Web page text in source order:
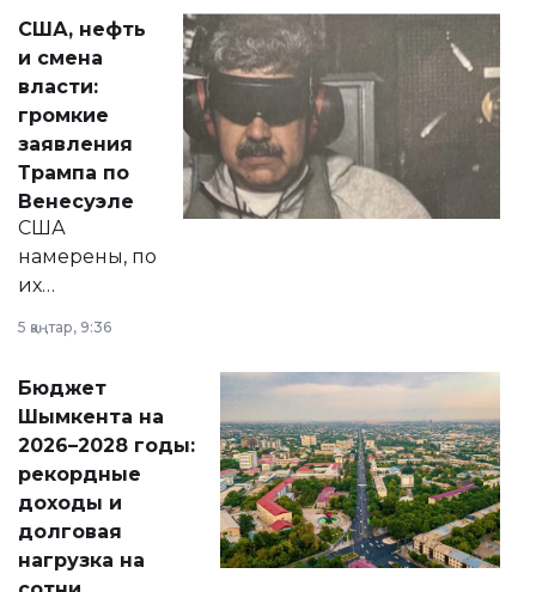
актуальных тем —
от слухов о
политических
реформах до
вопросов армии,
экономики и
личного здоровья.
США, нефть
и смена
власти:
громкие
заявления
Трампа по
Венесуэле
США
намерены, по
их
принести
народу
Венесуэлы.
5 қаңтар, 9:36
Бюджет
Шымкента на
2026–2028 годы:
рекордные
доходы и
долговая
нагрузка на